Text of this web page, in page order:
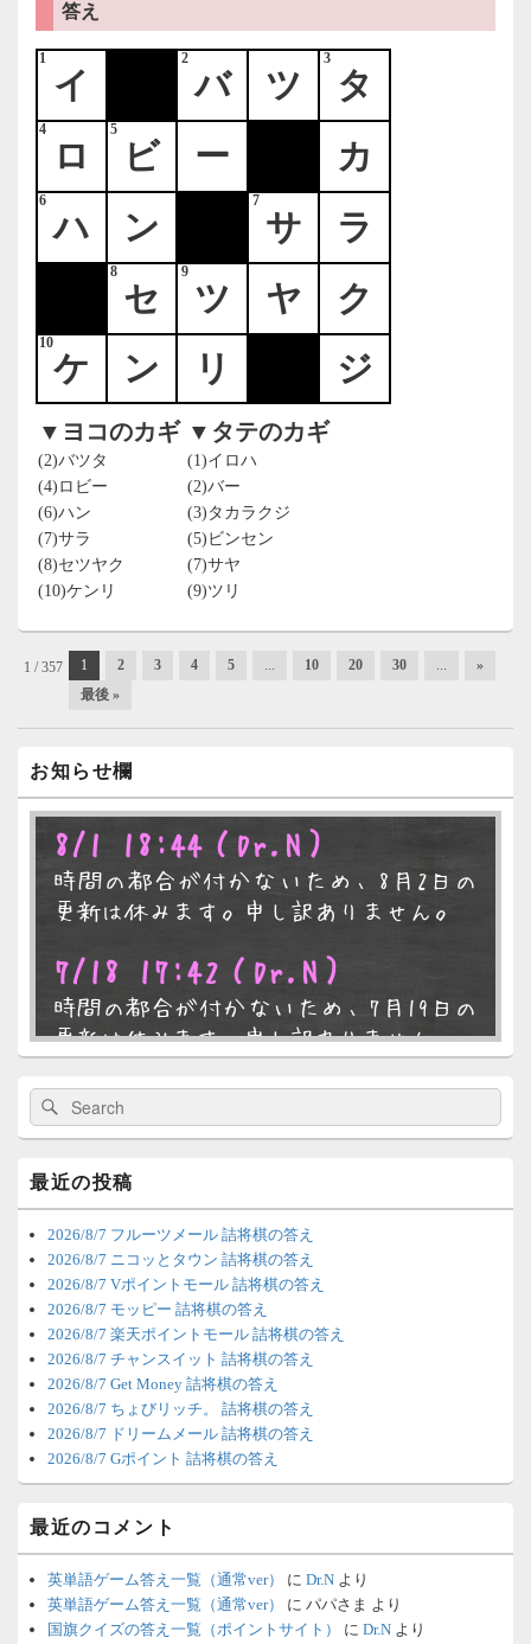
答え
1 2 3
4 5
6 7
8 9
10
イ バ ツ
タ
ロ
ビ ー
カ
ハ
ン サ
ラ
セ
ツ ヤ
ク
ケ
ン リ ジ
▼ヨコのカギ
(2)バツタ
(4)ロビー
(6)ハン
(7)サラ
(8)セツヤク
(10)ケンリ
▼タテのカギ
(1)イロハ
(2)バー
(3)タカラクジ
(5)ビンセン
(7)サヤ
(9)ツリ
投
ビ
ー
シ
1 / 357 1 2 3 4 5 ... 10 20 30 ...
»
最後 »
イ
ン
エ
ア
お知らせ欄
8/1 18:44 （Dr.N）
時間の都合が付かないため、8月2日の
更新は休みます。申し訳ありません。
7/18 17:42 （Dr.N）
時間の都合が付かないため、7月19日の
更新は休みます。申し訳ありません。
7/4 18:54（Dr.N）
時間の都合が付かないため、7月5日の
6/22 2:12 （Dr.N）
ちょびリッチが10：00までメンテナン
スとのことなので、本日分の更新は難
しいかもしれません。
6/20 18:45（Dr.N）
明日、6月21日分の更新は昼頃になって
しまいそうです。申し訳ございませ
ん。
6/18 1:39
時間の都合が付かないため、6月18日の
更新は休みます。申し訳ありません。
検
索:
検
索
最近の投稿
2026/8/7 フルーツメール 詰将棋の答え
2026/8/7 ニコッとタウン 詰将棋の答え
2026/8/7 Vポイントモール 詰将棋の答え
2026/8/7 モッピー 詰将棋の答え
2026/8/7 楽天ポイントモール 詰将棋の答え
2026/8/7 チャンスイット 詰将棋の答え
2026/8/7 Get Money 詰将棋の答え
2026/8/7 ちょびリッチ。 詰将棋の答え
2026/8/7 ドリームメール 詰将棋の答え
2026/8/7 Gポイント 詰将棋の答え
最近のコメント
英単語ゲーム答え一覧（通常ver） に Dr.N より
英単語ゲーム答え一覧（通常ver）
に パパさま より
国旗クイズの答え一覧（ポイントサイト）
に Dr.N より